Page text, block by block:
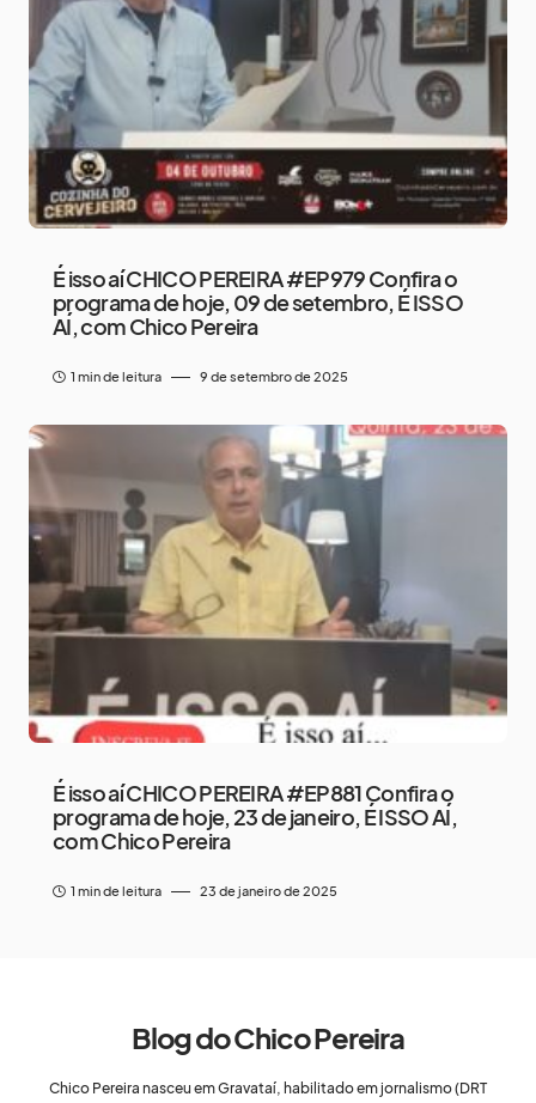
É isso aí CHICO PEREIRA #EP979 Confira o
programa de hoje, 09 de setembro, É ISSO
AÍ, com Chico Pereira
1 min de leitura 9 de setembro de 2025
É isso aí CHICO PEREIRA #EP881 Confira o
programa de hoje, 23 de janeiro, É ISSO AÍ,
com Chico Pereira
1 min de leitura 23 de janeiro de 2025
Blog do Chico Pereira
Chico Pereira nasceu em Gravataí, habilitado em jornalismo (DRT